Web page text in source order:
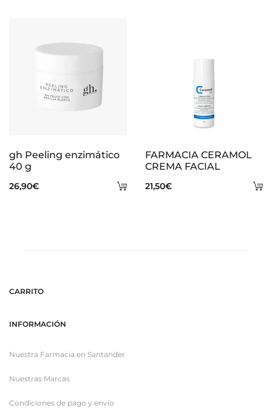
Añadir
gh Peeling enzimático
40 g
26,90€
FARMACIA CERAMOL
CREMA FACIAL
21,50€
CARRITO
INFORMACIÓN
Nuestra Farmacia en Santander
Nuestras Marcas
Condiciones de pago y envío